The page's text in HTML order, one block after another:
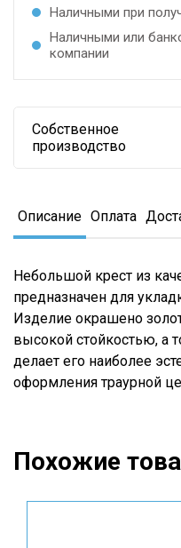
Наличными при
Наличными или
компании
Собственное
производство
Описание Оплата
Небольшой крест из
предназначен для
Изделие окрашено
высокой стойкостью, а
делает его наиболее
оформления траурной
Похожие